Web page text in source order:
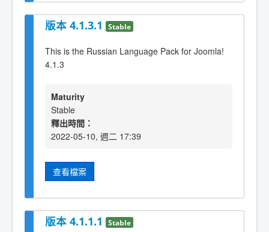
版本 4.1.3.1 Stable
This is the Russian Language Pack for Joomla!
4.1.3
Maturity
Stable
釋出時間：
2022-05-10, 週二 17:39
查看檔案
版本 4.1.1.1 Stable